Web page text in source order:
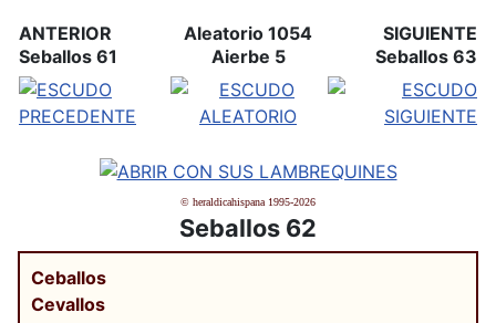
ANTERIOR
Seballos 61
Aleatorio 1054
Aierbe 5
SIGUIENTE
Seballos 63
© heraldicahispana 1995-2026
Seballos 62
Ceballos
Cevallos